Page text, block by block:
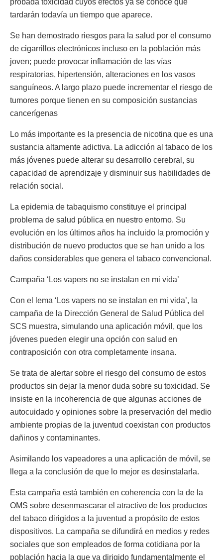
probada toxicidad cuyos efectos ya se conoce que
tardarán todavía un tiempo que aparece.
Se han demostrado riesgos para la salud por el consumo
de cigarrillos electrónicos incluso en la población más
joven; puede provocar inflamación de las vías
respiratorias, hipertensión, alteraciones en los vasos
sanguíneos. A largo plazo puede incrementar el riesgo de
tumores porque tienen en su composición sustancias
cancerígenas
Lo más importante es la presencia de nicotina que es una
sustancia altamente adictiva. La adicción al tabaco de los
más jóvenes puede alterar su desarrollo cerebral, su
capacidad de aprendizaje y disminuir sus habilidades de
relación social.
La epidemia de tabaquismo constituye el principal
problema de salud pública en nuestro entorno. Su
evolución en los últimos años ha incluido la promoción y
distribución de nuevo productos que se han unido a los
daños considerables que genera el tabaco convencional.
Campaña ‘Los vapers no se instalan en mi vida’
Con el lema ‘Los vapers no se instalan en mi vida’, la
campaña de la Dirección General de Salud Pública del
SCS muestra, simulando una aplicación móvil, que los
jóvenes pueden elegir una opción con salud en
contraposición con otra completamente insana.
Se trata de alertar sobre el riesgo del consumo de estos
productos sin dejar la menor duda sobre su toxicidad. Se
insiste en la incoherencia de que algunas acciones de
autocuidado y opiniones sobre la preservación del medio
ambiente propias de la juventud coexistan con productos
dañinos y contaminantes.
Asimilando los vapeadores a una aplicación de móvil, se
llega a la conclusión de que lo mejor es desinstalarla.
Esta campaña está también en coherencia con la de la
OMS sobre desenmascarar el atractivo de los productos
del tabaco dirigidos a la juventud a propósito de estos
dispositivos. La campaña se difundirá en medios y redes
sociales que son empleados de forma cotidiana por la
población hacia la que va dirigido fundamentalmente el